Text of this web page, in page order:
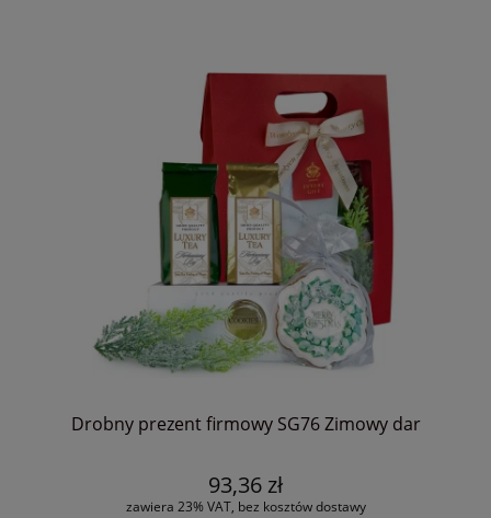
Drobny prezent firmowy SG76 Zimowy dar
93,36 zł
zawiera 23% VAT, bez kosztów dostawy